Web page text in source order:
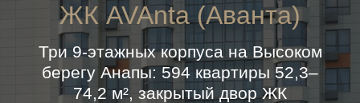
ЖК AVAnta (Аванта)
Три 9-этажных корпуса на Высоком
берегу Анапы: 594 квартиры 52,3–
74,2 м², закрытый двор ЖК